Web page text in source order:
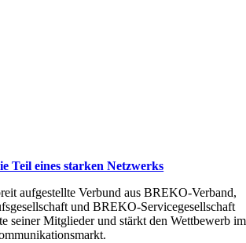
Teil eines starken Netzwerks
aufgestellte Verbund aus BREKO-Verband,
und BREKO-Servicegesellschaft
seiner Mitglieder und stärkt den Wettbewerb im